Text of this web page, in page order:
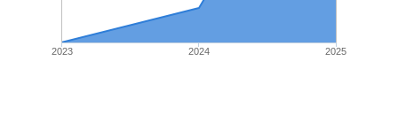
2023 2024 2025